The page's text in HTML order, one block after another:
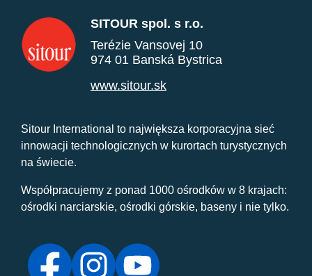
SITOUR spol. s r.o.
Terézie Vansovej 10
974 01 Banská Bystrica
www.sitour.sk
Sitour International to największa korporacyjna sieć
innowacji technologicznych w kurortach turystycznych
na świecie.
Współpracujemy z ponad 1000 ośrodków w 8 krajach:
ośrodki narciarskie, ośrodki górskie, baseny i nie tylko.